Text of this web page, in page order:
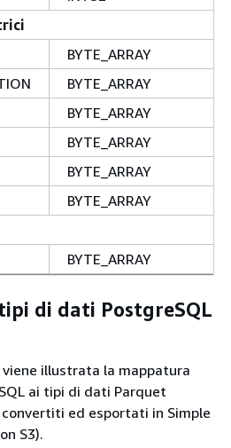
BYTE_ARRAY
BYTE_ARRAY
BYTE_ARRAY
BYTE_ARRAY
BYTE_ARRAY
BYTE_ARRAY
BYTE_ARRAY
di dati PostgreSQL
illustrata la mappatura
ai tipi di dati Parquet
ed esportati in Simple
S3).